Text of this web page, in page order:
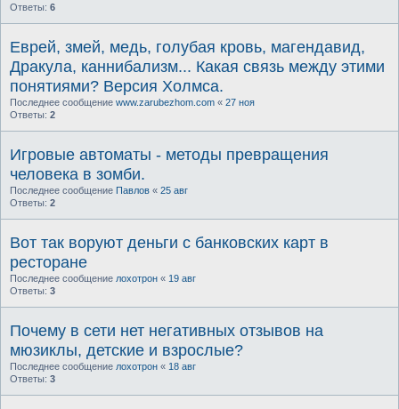
Ответы: 6
Еврей, змей, медь, голубая кровь, магендавид,
Дракула, каннибализм... Какая связь между этими
понятиями? Версия Холмса.
Последнее сообщение www.zarubezhom.com « 27 ноя
Ответы: 2
Игровые автоматы - методы превращения
человека в зомби.
Последнее сообщение Павлов « 25 авг
Ответы: 2
Вот так воруют деньги с банковских карт в
ресторане
Последнее сообщение лохотрон « 19 авг
Ответы: 3
Почему в сети нет негативных отзывов на
мюзиклы, детские и взрослые?
Последнее сообщение лохотрон « 18 авг
Ответы: 3